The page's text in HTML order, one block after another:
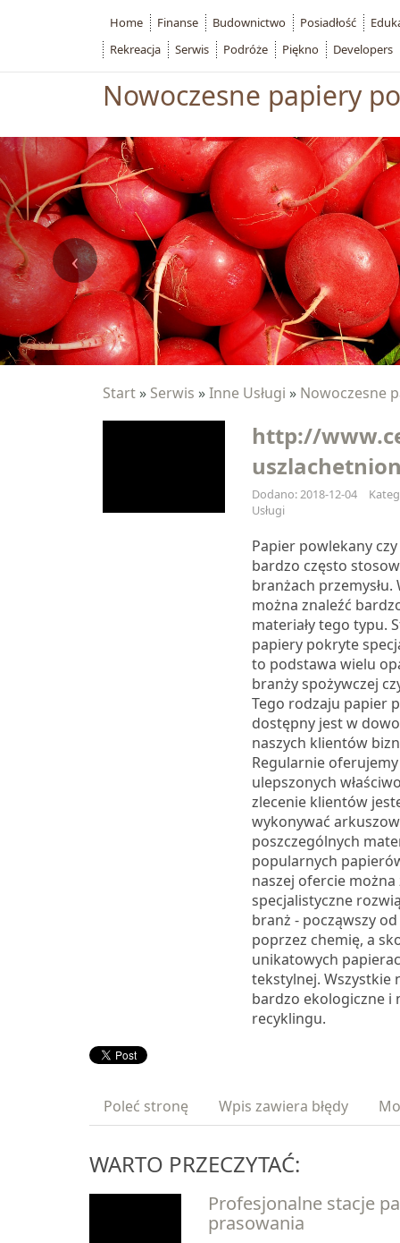
Nowoczesne papiery
Start » Serwis »Inne Usługi » Nowoczesne
http://
Dodano: 2018-12-04
Usługi
Papier powlekany
bardzo często
branżach przemysłu.
można znaleźć
materiały tego typu.
papiery pokryte
to podstawa wielu
branży spożywczej
Tego rodzaju papier
dostępny jest w
naszych klientów
Regularnie
ulepszonych
zlecenie klientów
wykonywać
poszczególnych
popularnych
naszej ofercie można
specjalistyczne
branż - począwszy
poprzez chemię, a
unikatowych
tekstylnej. Wszystkie
bardzo ekologiczne i
recyklingu.
Poleć stronę Wpis zawiera błędy
WARTO PRZECZYTAĆ:
Profesjonalne stacje
prasowania
Home Finanse Budownictwo Posiadłość
Rekreacja
Serwis Podróże Piękno Developers